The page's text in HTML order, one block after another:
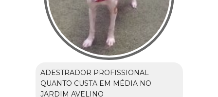
ADESTRADOR PROFISSIONAL
QUANTO CUSTA EM MÉDIA NO
JARDIM AVELINO